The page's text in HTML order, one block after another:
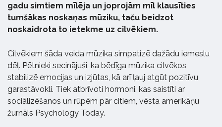
gadu simtiem mīlēja un joprojām mīl klausīties
tumšākas noskaņas mūziku, taču beidzot
noskaidrota to ietekme uz cilvēkiem.
Cilvēkiem šāda veida mūzika simpatizē dažādu iemeslu
dēļ. Pētnieki secinājuši, ka bēdīga mūzika cilvēkos
stabilizē emocijas un izjūtas, kā arī ļauj atgūt pozitīvu
garastāvokli. Tiek atbrīvoti hormoni, kas saistīti ar
sociālizēšanos un rūpēm pār citiem, vēsta amerikāņu
žurnāls Psychology Today.